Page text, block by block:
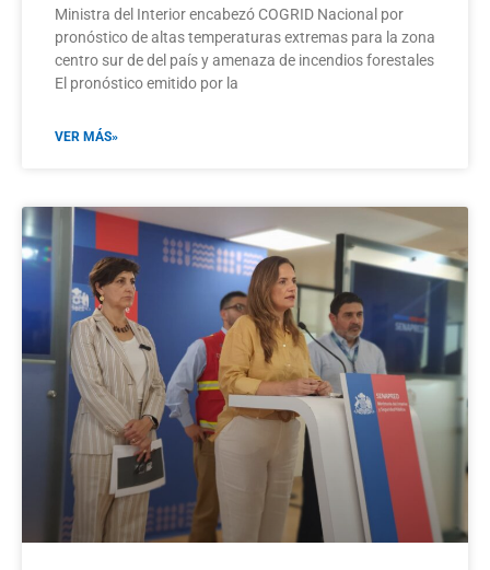
Ministra del Interior encabezó COGRID Nacional por
pronóstico de altas temperaturas extremas para la zona
centro sur de del país y amenaza de incendios forestales
El pronóstico emitido por la
VER MÁS»